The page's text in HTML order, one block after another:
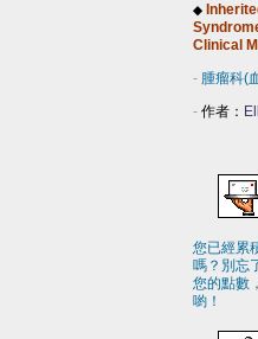
◆
Clinical
- 腫瘤科(
- 作者：
您已經累
嗎？別忘
您的點數
喲！